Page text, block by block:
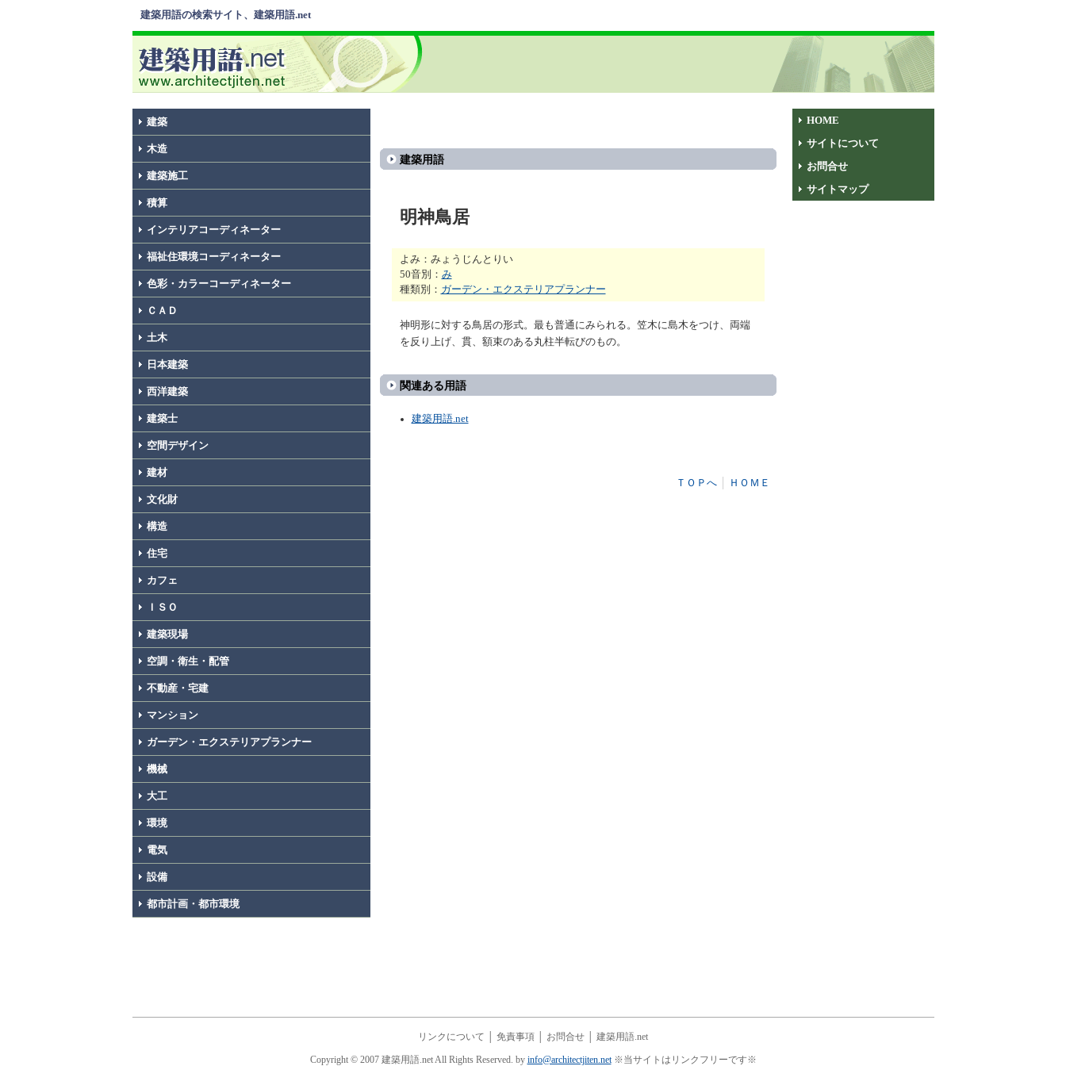
建築用語の検索サイト、建築用語.net
建築
木造
建築施工
積算
インテリアコーディネーター
福祉住環境コーディネーター
色彩・カラーコーディネーター
ＣＡＤ
土木
日本建築
西洋建築
建築士
空間デザイン
建材
文化財
構造
住宅
カフェ
ＩＳＯ
建築現場
空調・衛生・配管
不動産・宅建
マンション
ガーデン・エクステリアプランナー
機械
大工
環境
電気
設備
都市計画・都市環境
建築用語
明神鳥居
よみ：みょうじんとりい
50音別： み
種類別： ガーデン・エクステリアプランナー
神明形に対する鳥居の形式。最も普通にみられる。笠木に島木をつけ、両端
を反り上げ、貫、額束のある丸柱半転びのもの。
関連ある用語
建築用語.net
ＴＯＰへ│ ＨＯＭＥ
HOME
サイトについて
お問合せ
サイトマップ
リンクについて 免責事項 お問合せ 建築用語.net
Copyright © 2007 建築用語.net All Rights Reserved. by info@architectjiten.net※当サイトはリンクフリーです※